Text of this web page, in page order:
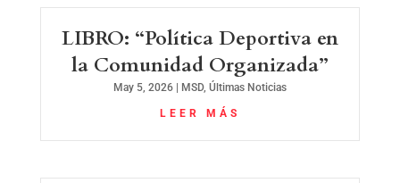
LIBRO: “Política Deportiva en
la Comunidad Organizada”
May 5, 2026| MSD, Últimas Noticias
LEER MÁS